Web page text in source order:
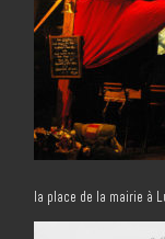
la place de la mairie à